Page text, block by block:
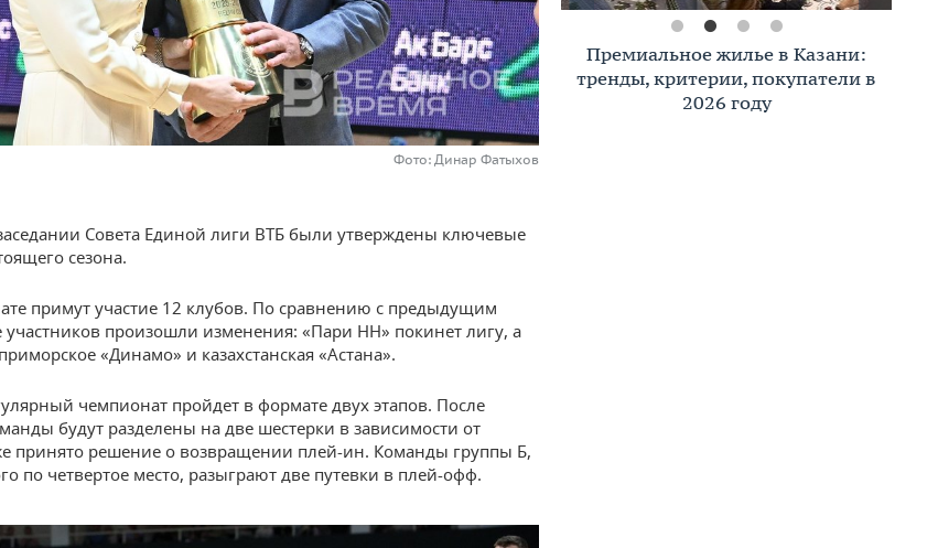
Фото: Динар Фатыхов
Совета Единой лиги ВТБ были утверждены ключевые
сезона.
примут участие 12 клубов. По сравнению с предыдущим
участников произошли изменения: «Пари НН» покинет лигу, а
«Динамо» и казахстанская «Астана».
чемпионат пройдет в формате двух этапов. После
будут разделены на две шестерки в зависимости от
принято решение о возвращении плей-ин. Команды группы Б,
по четвертое место, разыграют две путевки в плей-офф.
Премиальное жилье в Казани:
тренды, критерии, покупатели в
2026 году